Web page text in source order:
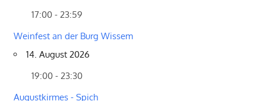
17:00 - 23:59
Weinfest an der Burg Wissem
14. August 2026
19:00 - 23:30
Augustkirmes - Spich